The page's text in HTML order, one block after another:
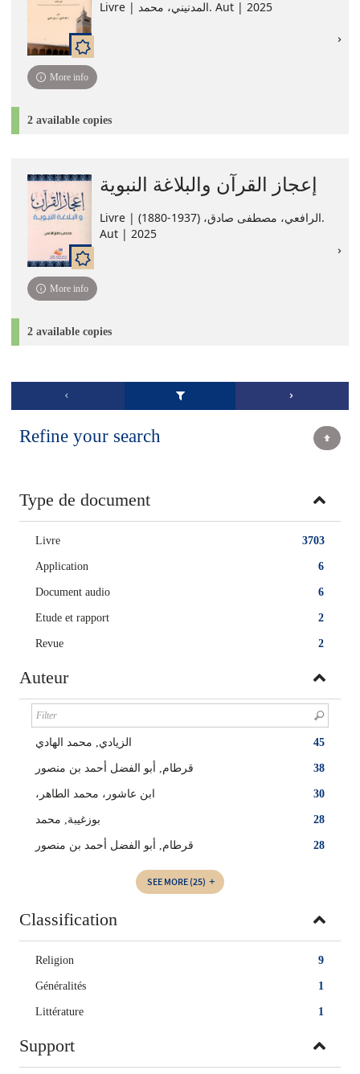
Livre | المدنيني، محمد. Aut | 2025
More info
2 available copies
إعجاز القرآن والبلاغة النبوية
Livre | الرافعي، مصطفى صادق، (1937-1880).
Aut | 2025
More info
2 available copies
Refine your search
Type de document
3703
Livre
6
Application
6
Document audio
2
Etude et rapport
2
Revue
Auteur
45 الزيادي, محمد الهادي
38 قرطام, أبو الفضل أحمد‏ بن منصور
30 ،ابن عاشور، محمد الطاهر
28 بوزغيبة, محمد
28 قرطام, أبو الفضل أحمد بن منصور
SEE MORE (25)
Classification
9
Religion
1
Généralités
1
Littérature
Support